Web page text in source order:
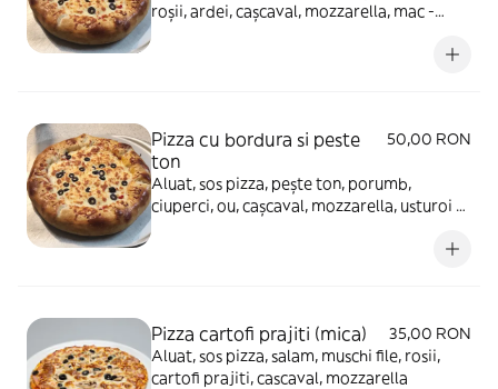
roșii, ardei, cașcaval, mozzarella, mac -
Pizza cu bordura si peste
ton
50,00 RON
Aluat, sos pizza, pește ton, porumb,
ciuperci, ou, cașcaval, mozzarella, usturoi -
Pizza cartofi prajiti (mica)
35,00 RON
Aluat, sos pizza, salam, muschi file, rosii,
cartofi prajiti, cascaval, mozzarella